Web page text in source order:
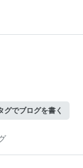
グでブログを書く